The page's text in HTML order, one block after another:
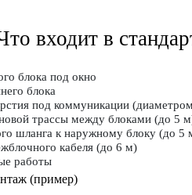
входит в
блока под окно
блока
под коммуникации
трассы между блоками (до 5
шланга к наружному блоку (до 5
кабеля (до 6 м)
работы